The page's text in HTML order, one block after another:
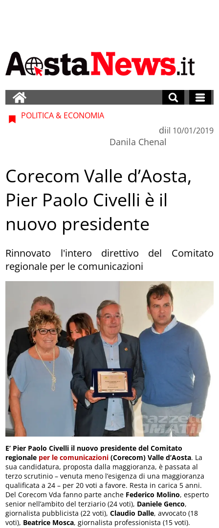
POLITICA & ECONOMIA
di
Danila Chenal
il 10/01/2019
Corecom Valle d’Aosta,
Pier Paolo Civelli è il
nuovo presidente
Rinnovato l'intero direttivo del Comitato
regionale per le comunicazioni
E’ Pier Paolo Civelli il nuovo presidente del Comitato
regionale per le comunicazioni (Corecom) Valle d’Aosta. La
sua candidatura, proposta dalla maggioranza, è passata al
terzo scrutinio – venuta meno l’esigenza di una maggioranza
qualificata a 24 – per 20 voti a favore. Resta in carica 5 anni.
Del Corecom Vda fanno parte anche Federico Molino, esperto
senior nell’ambito del terziario (24 voti), Daniele Genco,
giornalista pubblicista (22 voti),Claudio Dalle, avvocato (18
voti), Beatrice Mosca, giornalista professionista (15 voti).